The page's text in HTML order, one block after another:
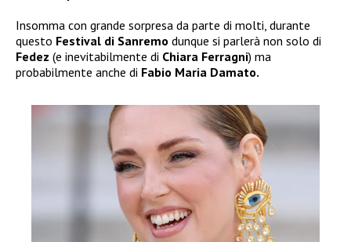
Insomma con grande sorpresa da parte di molti, durante
questo Festival di Sanremo dunque si parlerà non solo di
Fedez (e inevitabilmente di Chiara Ferragni) ma
probabilmente anche di Fabio Maria Damato.